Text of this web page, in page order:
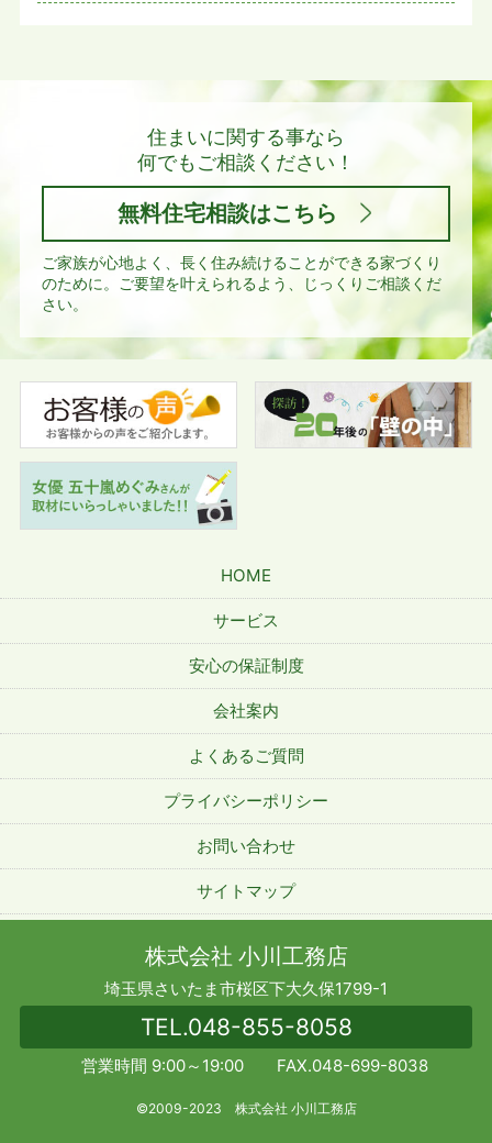
住まいに関する事なら
何でもご相談ください！
無料住宅相談はこちら
ご家族が心地よく、長く住み続けることができる家づくり
のために。
ご要望を叶えられるよう、じっくりご相談くだ
さい。
HOME
サービス
安心の保証制度
会社案内
よくあるご質問
プライバシーポリシー
お問い合わせ
サイトマップ
株式会社 小川工務店
埼玉県さいたま市桜区下大久保1799-1
TEL.048-855-8058
営業時間 9:00～19:00 FAX.048-699-8038
©2009-2023 株式会社 小川工務店